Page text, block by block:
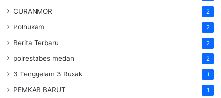
CURANMOR 2
Polhukam 2
Berita Terbaru 2
polrestabes medan 2
3 Tenggelam 3 Rusak 1
PEMKAB BARUT 1